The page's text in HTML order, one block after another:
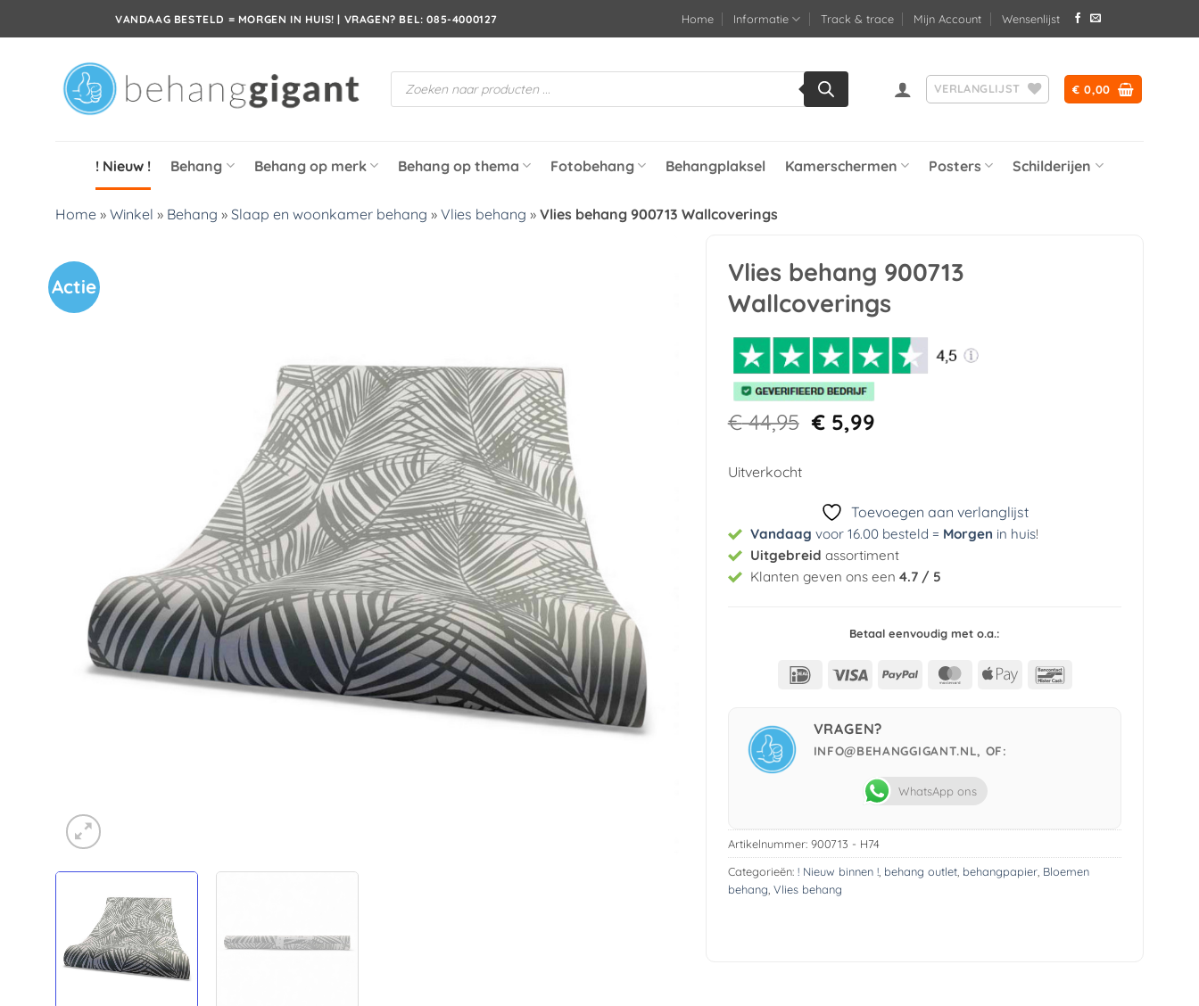
VANDAAG BESTELD = MORGEN IN HUIS! | VRAGEN? BEL: 085-4000127 Home Informatie Track & trace Mijn Account Wensenlijst
Producten
zoeken
VERLANGLIJST € 0,00
! Nieuw ! Behang Behang op merk Behang op thema Fotobehang Behangplaksel Kamerschermen Posters Schilderijen
Home » Winkel » Behang » Slaap en woonkamer behang » Vlies behang » Vlies behang 900713 Wallcoverings
Actie
Vlies behang 900713
Wallcoverings
€44,95 Oorspronkelijke
prijs
€5,99Huidige
Uitverkocht
Toevoegen aan verlanglijst
Vandaag voor 16.00 besteld = Morgen in huis!
Uitgebreid assortiment
Klanten geven ons een 4.7 / 5
Betaal eenvoudig met o.a.:
IDeal Visa PayPal MasterCard
Apple
VRAGEN?
INFO@BEHANGGIGANT.NL, OF:
WhatsApp ons
Artikelnummer: 900713 - H74
Categorieën: ! Nieuw binnen !, behang outlet, behangpapier, Bloemen
behang Vlies behang